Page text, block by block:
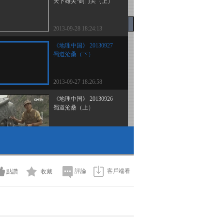
2013-09-28 18:24:13
《地理中国》 20130927
蜀道沧桑（下）
2013-09-27 18:26:58
《地理中国》 20130926
蜀道沧桑（上）
2013-09-25 18:31:28
神秘的歌谣 下
點讚 收藏 評論 客戶端看